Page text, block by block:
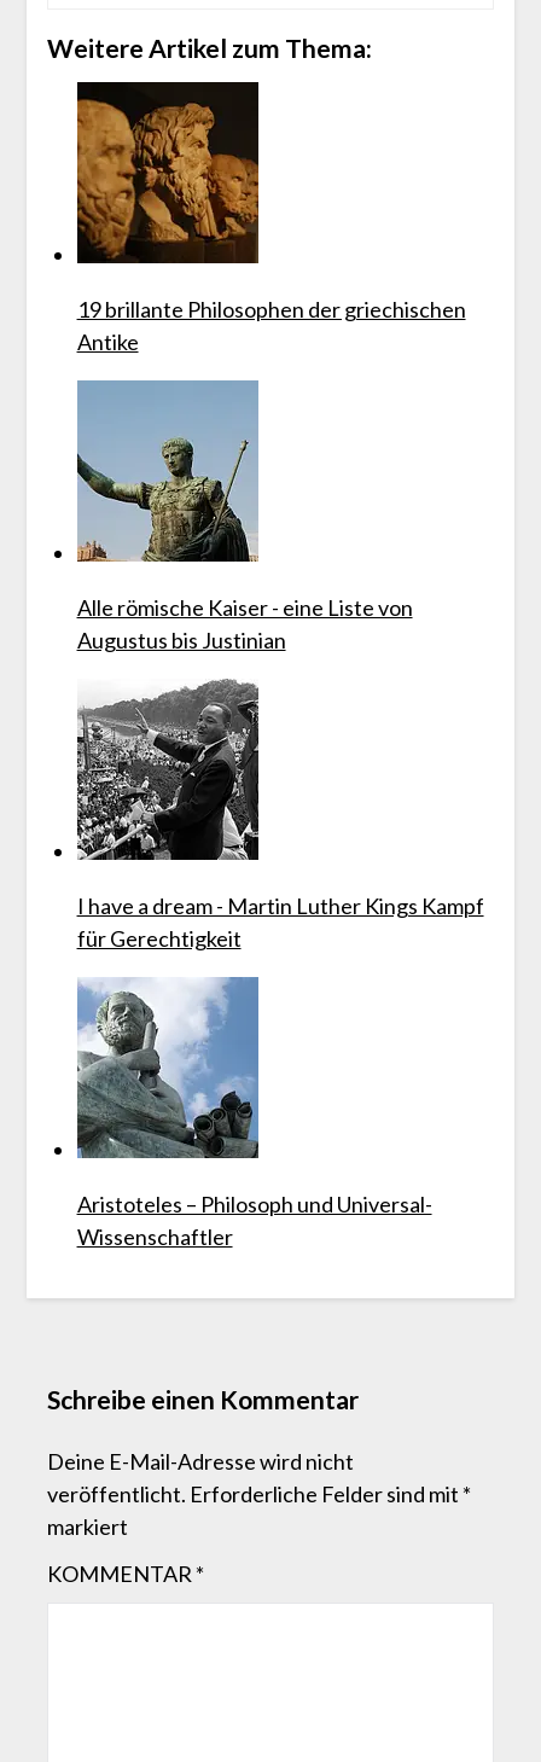
Weitere Artikel zum Thema:
19 brillante Philosophen der griechischen
Antike
Alle römische Kaiser - eine Liste von
Augustus bis Justinian
I have a dream - Martin Luther Kings Kampf
für Gerechtigkeit
Aristoteles – Philosoph und Universal-
Wissenschaftler
Schreibe einen Kommentar
Deine E-Mail-Adresse wird nicht
veröffentlicht. Erforderliche Felder sind mit *
markiert
KOMMENTAR *